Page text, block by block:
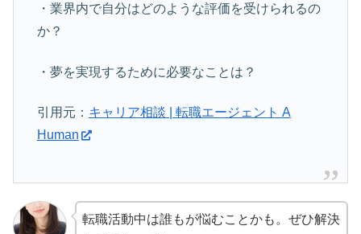
・業界内で自分はどのような評価を受けられるの
か？
・夢を実現するために必要なことは？
引用元： キャリア相談 | 転職エージェント A
Human
転職活動中は誰もが悩むことかも。ぜひ解決